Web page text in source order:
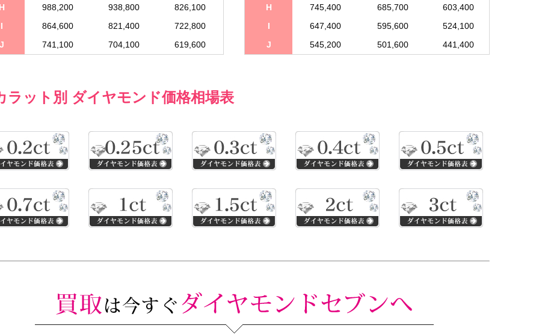
988,200 938,800
826,100
I
864,600 821,400
722,800
J
741,100 704,100 619,600
H
745,400 685,700
603,400
I
647,400 595,600
524,100
J
545,200 501,600 441,400
ラット別 ダイヤモンド価格相場表